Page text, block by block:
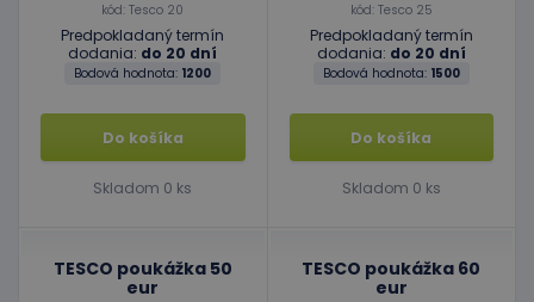
kód: Tesco 20
Predpokladaný termín
dodania: do 20 dní
Bodová hodnota: 1200
Do košíka
Skladom 0 ks
kód: Tesco 25
Predpokladaný termín
dodania: do 20 dní
Bodová hodnota: 1500
Do košíka
Skladom 0 ks
TESCO poukážka 50
eur
TESCO poukážka 60
eur